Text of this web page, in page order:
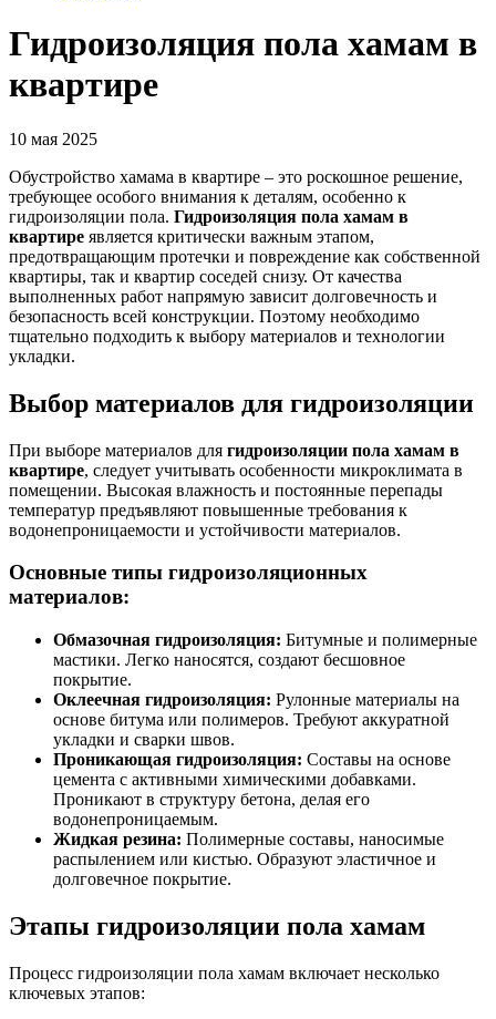
Гидроизоляция пола хамам в
квартире
10 мая 2025
Обустройство хамама в квартире – это роскошное решение,
требующее особого внимания к деталям, особенно к
гидроизоляции пола. Гидроизоляция пола хамам в
квартире является критически важным этапом,
предотвращающим протечки и повреждение как собственной
квартиры, так и квартир соседей снизу. От качества
выполненных работ напрямую зависит долговечность и
безопасность всей конструкции. Поэтому необходимо
тщательно подходить к выбору материалов и технологии
укладки.
Выбор материалов для гидроизоляции
При выборе материалов для гидроизоляции пола хамам в
квартире, следует учитывать особенности микроклимата в
помещении. Высокая влажность и постоянные перепады
температур предъявляют повышенные требования к
водонепроницаемости и устойчивости материалов.
Основные типы гидроизоляционных
материалов:
Обмазочная гидроизоляция: Битумные и полимерные
мастики. Легко наносятся, создают бесшовное
покрытие.
Оклеечная гидроизоляция: Рулонные материалы на
основе битума или полимеров. Требуют аккуратной
укладки и сварки швов.
Проникающая гидроизоляция: Составы на основе
цемента с активными химическими добавками.
Проникают в структуру бетона, делая его
водонепроницаемым.
Жидкая резина: Полимерные составы, наносимые
распылением или кистью. Образуют эластичное и
долговечное покрытие.
Этапы гидроизоляции пола хамам
Процесс гидроизоляции пола хамам включает несколько
ключевых этапов: